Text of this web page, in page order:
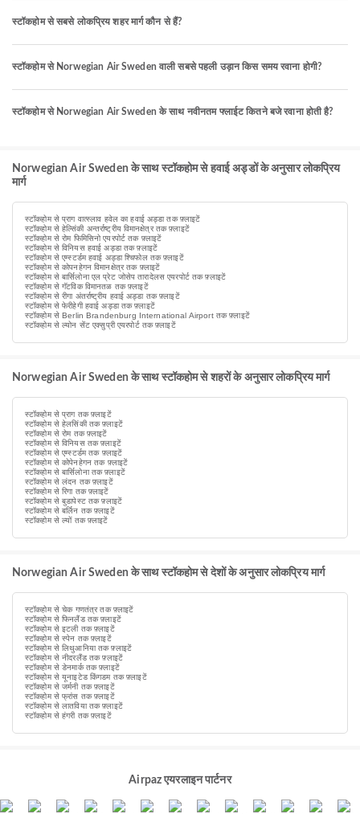
स्टॉकहोम से सबसे लोकप्रिय शहर मार्ग कौन से हैं?
स्टॉकहोम से Norwegian Air Sweden वाली सबसे पहली उड़ान किस समय रवाना होगी?
स्टॉकहोम से Norwegian Air Sweden के साथ नवीनतम फ्लाईट कितने बजे रवाना होती है?
Norwegian Air Sweden के साथ स्टॉकहोम से हवाई अड्डों के अनुसार लोकप्रिय
मार्ग
स्टॉकहोम से प्राग वात्स्लाव हवेल का हवाई अड्डा तक फ़्लाइटें
स्टॉकहोम से हेल्सिंकी अन्तर्राष्ट्रीय विमानक्षेत्र तक फ़्लाइटें
स्टॉकहोम से रोम फिमिसिनो एयरपोर्ट तक फ़्लाइटें
स्टॉकहोम से विनियस हवाई अड्डा तक फ़्लाइटें
स्टॉकहोम से एम्स्टर्डम हवाई अड्डा श्चिफोल तक फ़्लाइटें
स्टॉकहोम से कोपनहेगन विमानक्षेत्र तक फ़्लाइटें
स्टॉकहोम से बार्सिलोना एल प्रेट जोसेप तारादेलस एयरपोर्ट तक फ़्लाइटें
स्टॉकहोम से गॅटविक विमानतळ तक फ़्लाइटें
स्टॉकहोम से रीगा अंतर्राष्ट्रीय हवाई अड्डा तक फ़्लाइटें
स्टॉकहोम से फेरीहेगी हवाई अड्डा तक फ़्लाइटें
स्टॉकहोम से Berlin Brandenburg International Airport तक फ़्लाइटें
स्टॉकहोम से ल्योन सेंट एक्सुप्री एयरपोर्ट तक फ़्लाइटें
Norwegian Air Sweden के साथ स्टॉकहोम से शहरों के अनुसार लोकप्रिय मार्ग
स्टॉकहोम से प्राग तक फ़्लाइटें
स्टॉकहोम से हेलसिंकी तक फ़्लाइटें
स्टॉकहोम से रोम तक फ़्लाइटें
स्टॉकहोम से विनियस तक फ़्लाइटें
स्टॉकहोम से एम्स्टर्डम तक फ़्लाइटें
स्टॉकहोम से कोपेनहेगन तक फ़्लाइटें
स्टॉकहोम से बार्सिलोना तक फ़्लाइटें
स्टॉकहोम से लंदन तक फ़्लाइटें
स्टॉकहोम से रिगा तक फ़्लाइटें
स्टॉकहोम से बुडापेस्ट तक फ़्लाइटें
स्टॉकहोम से बर्लिन तक फ़्लाइटें
स्टॉकहोम से ल्यों तक फ़्लाइटें
Norwegian Air Sweden के साथ स्टॉकहोम से देशों के अनुसार लोकप्रिय मार्ग
स्टॉकहोम से चेक गणतंत्र तक फ़्लाइटें
स्टॉकहोम से फिनलैंड तक फ़्लाइटें
स्टॉकहोम से इटली तक फ़्लाइटें
स्टॉकहोम से स्पेन तक फ़्लाइटें
स्टॉकहोम से लिथुआनिया तक फ़्लाइटें
स्टॉकहोम से नीदरलैंड तक फ़्लाइटें
स्टॉकहोम से डेनमार्क तक फ़्लाइटें
स्टॉकहोम से यूनाइटेड किंगडम तक फ़्लाइटें
स्टॉकहोम से जर्मनी तक फ़्लाइटें
स्टॉकहोम से फ्रांस तक फ़्लाइटें
स्टॉकहोम से लातविया तक फ़्लाइटें
स्टॉकहोम से हंगरी तक फ़्लाइटें
Airpaz एयरलाइन पार्टनर